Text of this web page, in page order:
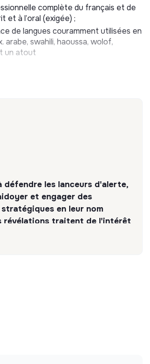
complète du français et de
et à l’oral (exigée) ;
de langues couramment utilisées en
arabe, swahili, haoussa, wolof,
un atout
défendre les lanceurs d'alerte,
et engager des
en leur nom
révélations traitent de l'intérêt
Africains.
is limited. It may be an